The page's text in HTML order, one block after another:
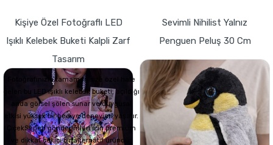
Kişiye Özel Fotoğraflı LED
Işıklı Kelebek Buketi Kalpli Zarf
Tasarım
Fotoğrafınızla tamamen size özel hale
gelen bu LED ışıklı kelebek buketi, açıldığı
anda görsel şölen sunar ve duygusal
etkisi yüksek bir hediye deneyimi yaşatır.
ÇiçekSepeti gönderimleri için premium
ve dikkat çekici bir alternatif üründür
Sevimli Nihilist Yalnız
Penguen Peluş 30 Cm